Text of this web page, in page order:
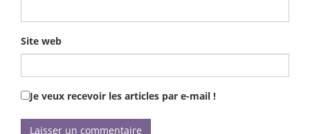
Site web
Je veux recevoir les articles par e-mail !